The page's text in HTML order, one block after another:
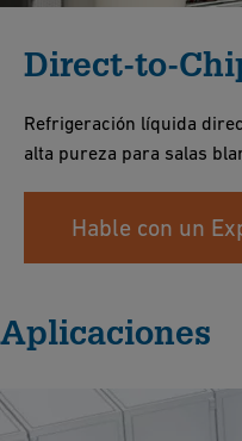
Direct-to-
Refrigeración líquida
alta pureza para salas
Hable con un
Aplicaciones